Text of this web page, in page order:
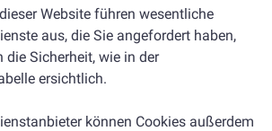
Website führen wesentliche
aus, die Sie angefordert haben,
die Sicherheit, wie in der
ersichtlich.
können Cookies außerdem